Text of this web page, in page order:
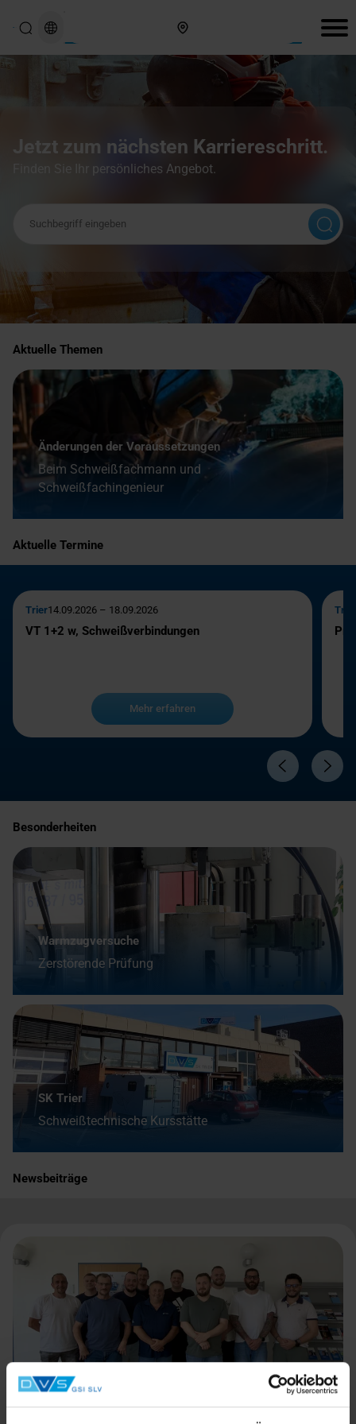
Jetzt zum nächsten Karriereschritt.
Finden Sie Ihr persönliches Angebot.
Aktuelle Themen
Änderungen der Voraussetzungen
Beim Schweißfachmann und
Schweißfachingenieur
Aktuelle Termine
Trier14.09.2026 – 18.09.2026
VT 1+2 w, Schweißverbindungen
Mehr erfahren
Besonderheiten
Warmzugversuche
Zerstörende Prüfung
SK Trier
Schweißtechnische Kursstätte
Newsbeiträge